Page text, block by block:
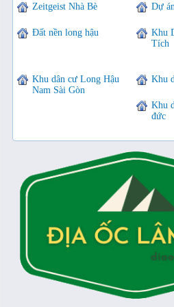
Zeitgeist Nhà Bè Dự
Đất nền long hậu
Khu
Tích
Khu dân cư Long Hậu
Nam Sài Gòn
Khu
Khu
đức